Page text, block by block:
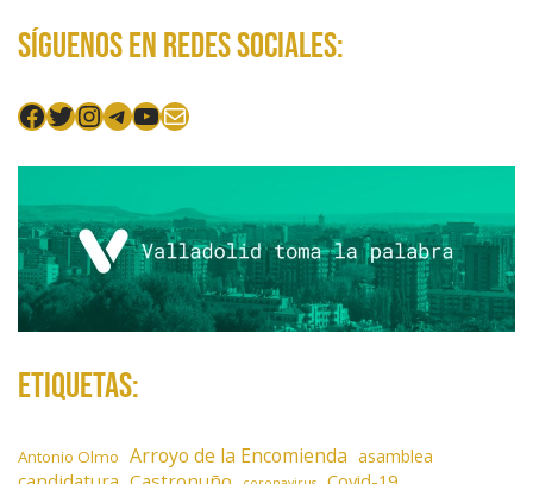
Síguenos en redes sociales:
Facebook
Twitter
Instagram
Telegram
YouTube
Mail
Etiquetas:
Antonio Olmo Arroyo de la Encomienda asamblea